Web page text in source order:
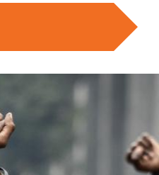
PRINCIPLES